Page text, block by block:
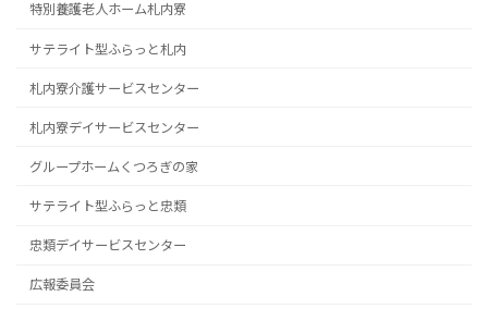
特別養護老人ホーム札内寮
サテライト型ふらっと札内
札内寮介護サービスセンター
札内寮デイサービスセンター
グループホームくつろぎの家
サテライト型ふらっと忠類
忠類デイサービスセンター
広報委員会